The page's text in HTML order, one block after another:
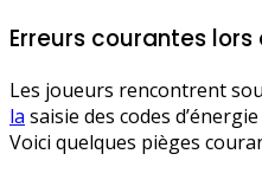
Erreurs courantes
Les joueurs rencontrent
la saisie des codes
Voici quelques pièges